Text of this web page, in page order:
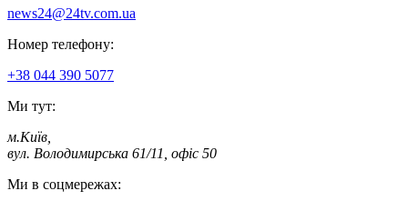
news24@24tv.com.ua
Номер телефону:
+38 044 390 5077
Ми тут:
м.Київ
вул. Володимирська 61/11, офіс 50
Ми в соцмережах: